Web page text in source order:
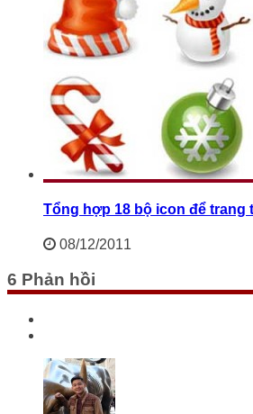
Tổng hợp 18 bộ icon để trang
08/12/2011
6 Phản hồi